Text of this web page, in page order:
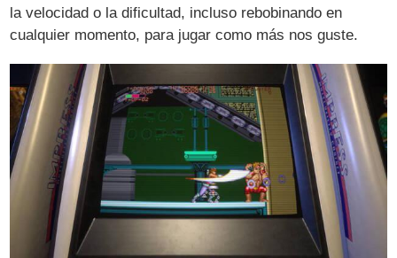
la velocidad o la dificultad, incluso rebobinando en
cualquier momento, para jugar como más nos guste.